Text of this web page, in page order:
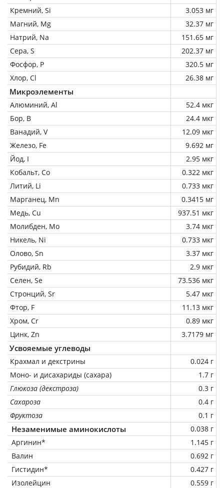
Кремний, Si
3.053 мг
Магний, Mg
32.37 мг
Натрий, Na
151.65 мг
Сера, S
202.37 мг
Фосфор, P
320.5 мг
Хлор, Cl
26.38 мг
Микроэлементы
Алюминий, Al
52.4 мкг
Бор, B
24.4 мкг
Ванадий, V
12.09 мкг
Железо, Fe
9.692 мг
Йод, I
2.95 мкг
Кобальт, Co
0.322 мкг
Литий, Li
0.733 мкг
Марганец, Mn
0.3415 мг
Медь, Cu
937.51 мкг
Молибден, Mo
3.74 мкг
Никель, Ni
0.733 мкг
Олово, Sn
3.37 мкг
Рубидий, Rb
2.9 мкг
Селен, Se
73.536 мкг
Стронций, Sr
5.47 мкг
Фтор, F
11.13 мкг
Хром, Cr
0.89 мкг
Цинк, Zn
3.7179 мг
Усвояемые углеводы
Крахмал и декстрины
0.024 г
Моно- и дисахариды (сахара)
1.7 г
Глюкоза (декстроза)
0.3 г
Сахароза
0.4 г
Фруктоза
0.1 г
Незаменимые аминокислоты
0.038 г
Аргинин*
1.145 г
Валин
0.692 г
Гистидин*
0.427 г
Изолейцин
0.559 г